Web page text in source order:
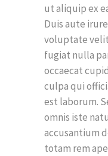
ut aliquip ex
Duis aute
voluptate
fugiat nulla
occaecat
culpa qui
est laborum.
omnis iste
accusantium
totam rem